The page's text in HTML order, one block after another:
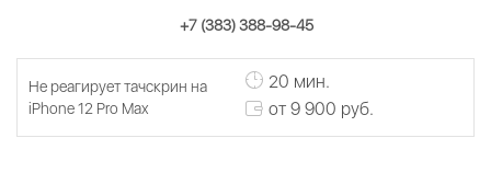
+7 (383) 388-98-45
Не реагирует тачскрин на
iPhone 12 Pro Max
20 мин.
от 9 900 руб.